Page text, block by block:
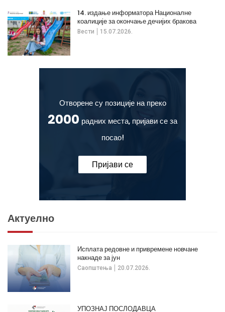
Вести 15.07.2026.
14. издање информатора Националне
коалиције за окончање дечијих бракова
Отворене су позиције на преко
2000 радних места, пријави се за
посао!
Пријави се
Актуелно
Саопштења 20.07.2026.
Исплата редовне и привремене новчане
накнаде за јун
УПОЗНАЈ ПОСЛОДАВЦА